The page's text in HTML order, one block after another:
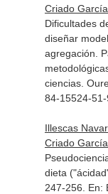
Criado
Dificultades
diseñar
agregación.
ciencias.
84-15524-51-
Illescas
Criado
dieta
247-256. En: